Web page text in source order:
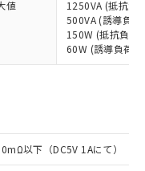
値
1250VA (抵抗負
500VA (誘導負
150W (抵抗負荷)
60W (誘導負荷
以下（DC5V 1Aにて）
10物質）の
能な商品で